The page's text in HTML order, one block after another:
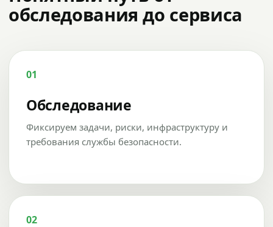
обследования до сервиса
01
Обследование
Фиксируем задачи, риски, инфраструктуру и
требования службы безопасности.
02